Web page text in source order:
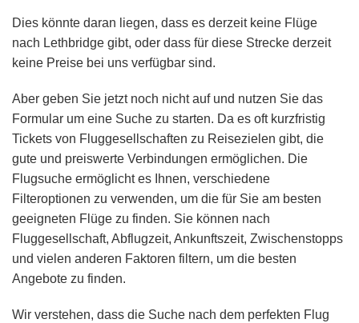
Dies könnte daran liegen, dass es derzeit keine Flüge
nach Lethbridge gibt, oder dass für diese Strecke derzeit
keine Preise bei uns verfügbar sind.
Aber geben Sie jetzt noch nicht auf und nutzen Sie das
Formular um eine Suche zu starten. Da es oft kurzfristig
Tickets von Fluggesellschaften zu Reisezielen gibt, die
gute und preiswerte Verbindungen ermöglichen. Die
Flugsuche ermöglicht es Ihnen, verschiedene
Filteroptionen zu verwenden, um die für Sie am besten
geeigneten Flüge zu finden. Sie können nach
Fluggesellschaft, Abflugzeit, Ankunftszeit, Zwischenstopps
und vielen anderen Faktoren filtern, um die besten
Angebote zu finden.
Wir verstehen, dass die Suche nach dem perfekten Flug